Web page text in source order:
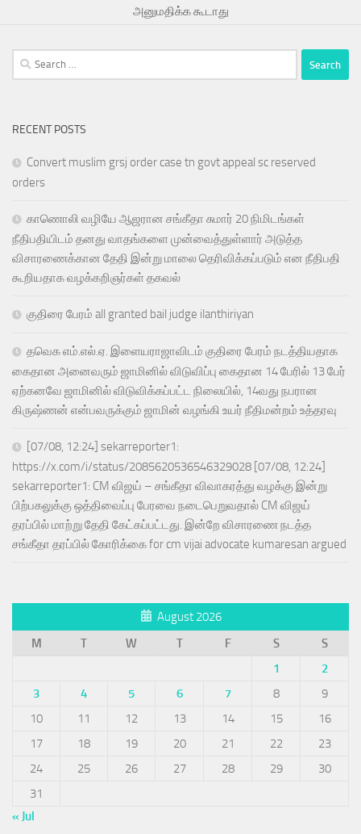
அனுமதிக்க கூடாது
Search
for:
RECENT POSTS
Convert muslim grsj order case tn govt appeal sc reserved
orders
காணொலி வழியே ஆஜரான சங்கீதா சுமார் 20 நிமிடங்கள்
நீதிபதியிடம் தனது வாதங்களை முன்வைத்துள்ளார் அடுத்த
விசாரணைக்கான தேதி இன்று மாலை தெரிவிக்கப்படும் என நீதிபதி
கூறியதாக வழக்கறிஞர்கள் தகவல்
குதிரை பேரம் all granted bail judge ilanthiriyan
தவெக எம்.எல்.ஏ. இளையராஜாவிடம் குதிரை பேரம் நடத்தியதாக
கைதான அனைவரும் ஜாமினில் விடுவிப்பு கைதான 14 பேரில் 13 பேர்
ஏற்கனவே ஜாமினில் விடுவிக்கப்பட்ட நிலையில், 14வது நபரான
கிருஷ்ணன் என்பவருக்கும் ஜாமின் வழங்கி உயர் நீதிமன்றம் உத்தரவு
[07/08, 12:24] sekarreporter1:
https://x.com/i/status/2085620536546329028 [07/08, 12:24]
sekarreporter1: CM விஜய் – சங்கீதா விவாகரத்து வழக்கு இன்று
பிற்பகலுக்கு ஒத்திவைப்பு பேரவை நடைபெறுவதால் CM விஜய்
தரப்பில் மாற்று தேதி கேட்கப்பட்டது. இன்றே விசாரணை நடத்த
சங்கீதா தரப்பில் கோரிக்கை for cm vijai advocate kumaresan argued
August 2026
M
T W T F S
S
1
2
3
4 5 6 7 8
9
10
11 12 13 14 15
16
17
18 19 20 21 22
23
24
25 26 27 28 29
30
31
« Jul